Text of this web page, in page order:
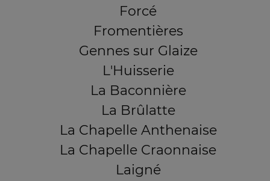
Forcé
Fromentières
Gennes sur Glaize
L'Huisserie
La Baconnière
La Brûlatte
La Chapelle Anthenaise
La Chapelle Craonnaise
Laigné